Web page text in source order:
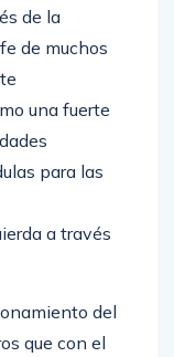
de la
de muchos
una fuerte
para las
a través
del
que con el